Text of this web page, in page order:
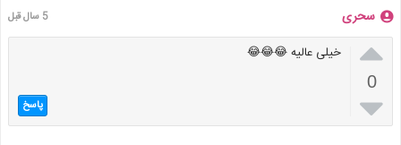
سحری 5 سال قبل

0

خیلی عالیه 😂😂😂
پاسخ